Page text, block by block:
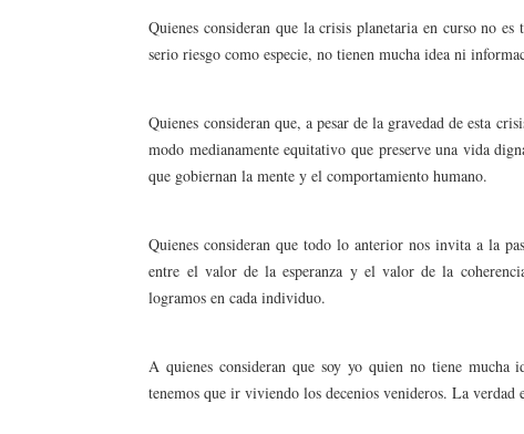
Quienes consideran que la crisis planetaria en curso no
serio riesgo como especie, no tienen mucha idea ni
Quienes consideran que, a pesar de la gravedad de esta
modo medianamente equitativo que preserve una vida
que gobiernan la mente y el comportamiento humano.
Quienes consideran que todo lo anterior nos invita a la
entre el valor de la esperanza y el valor de la
logramos en cada individuo.
A quienes consideran que soy yo quien no tiene
tenemos que ir viviendo los decenios venideros. La verdad